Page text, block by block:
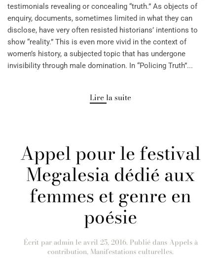
testimonials revealing or concealing “truth.” As objects of
enquiry, documents, sometimes limited in what they can
disclose, have very often resisted historians’ intentions to
show “reality.” This is even more vivid in the context of
women’s history, a subjected topic that has undergone
invisibility through male domination. In “Policing Truth”...
Lire la suite
Appel pour le festival
Megalesia dédié aux
femmes et genre en
poésie
Écrit paradmin leavril 25, 2016. Publié dans Appels à
contribution, Manifestations culturelles.